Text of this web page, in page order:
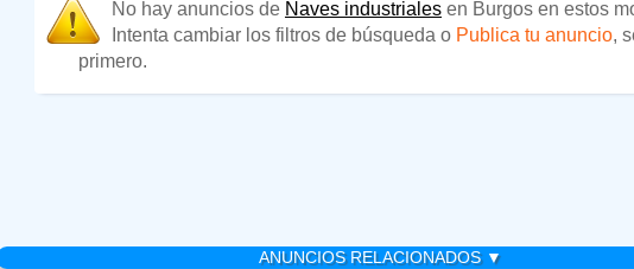
No hay anuncios de Naves industrialesen Burgos en estos
Intenta cambiar los filtros de búsqueda o Publica tu anuncio,
primero.
ANUNCIOS RELACIONADOS ▼